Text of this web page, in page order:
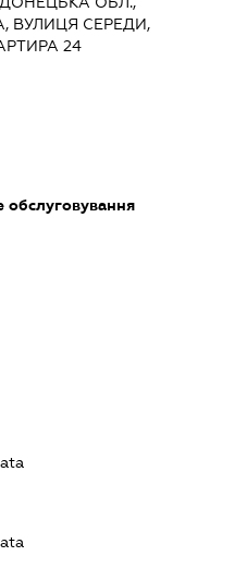
ВУЛИЦЯ СЕРЕДИ,
24
обслуговування